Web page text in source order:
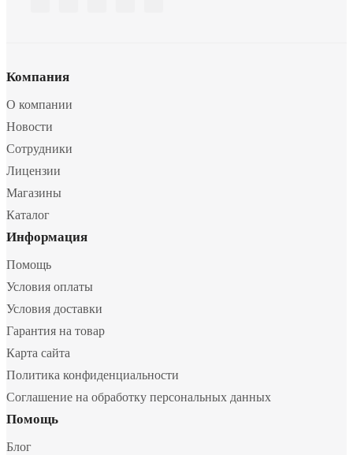
Компания
О компании
Новости
Сотрудники
Лицензии
Магазины
Каталог
Информация
Помощь
Условия оплаты
Условия доставки
Гарантия на товар
Карта сайта
Политика конфиденциальности
Соглашение на обработку персональных данных
Помощь
Блог